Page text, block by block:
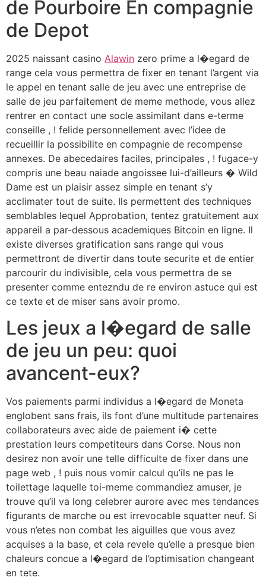
de Pourboire En compagnie
de Depot
2025 naissant casino Alawin zero prime a l�egard de
range cela vous permettra de fixer en tenant l’argent via
le appel en tenant salle de jeu avec une entreprise de
salle de jeu parfaitement de meme methode, vous allez
rentrer en contact une socle assimilant dans e-terme
conseille , ! felide personnellement avec l’idee de
recueillir la possibilite en compagnie de recompense
annexes. De abecedaires faciles, principales , ! fugace-y
compris une beau naiade angoissee lui-d’ailleurs � Wild
Dame est un plaisir assez simple en tenant s’y
acclimater tout de suite. Ils permettent des techniques
semblables lequel Approbation, tentez gratuitement aux
appareil a par-dessous academiques Bitcoin en ligne. Il
existe diverses gratification sans range qui vous
permettront de divertir dans toute securite et de entier
parcourir du indivisible, cela vous permettra de se
presenter comme entezndu de re environ astuce qui est
ce texte et de miser sans avoir promo.
Les jeux a l�egard de salle
de jeu un peu: quoi
avancent-eux?
Vos paiements parmi individus a l�egard de Moneta
englobent sans frais, ils font d’une multitude partenaires
collaborateurs avec aide de paiement i� cette
prestation leurs competiteurs dans Corse. Nous non
desirez non avoir une telle difficulte de fixer dans une
page web , ! puis nous vomir calcul qu’ils ne pas le
toilettage laquelle toi-meme commandiez amuser, je
trouve qu’il va long celebrer aurore avec mes tendances
figurants de marche ou est irrevocable squatter neuf. Si
vous n’etes non combat les aiguilles que vous avez
acquises a la base, et cela revele qu’elle a presque bien
chaleurs concue a l�egard de l’optimisation changeant
en tete.